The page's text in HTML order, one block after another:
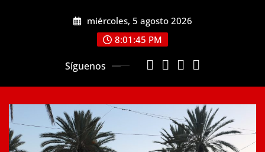
miércoles, 5 agosto 2026
8:01:45 PM
Síguenos